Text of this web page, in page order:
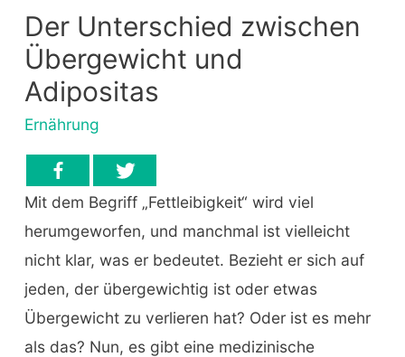
Der Unterschied zwischen
Übergewicht und
Adipositas
Ernährung
Mit dem Begriff „Fettleibigkeit“ wird viel
herumgeworfen, und manchmal ist vielleicht
nicht klar, was er bedeutet. Bezieht er sich auf
jeden, der übergewichtig ist oder etwas
Übergewicht zu verlieren hat? Oder ist es mehr
als das? Nun, es gibt eine medizinische